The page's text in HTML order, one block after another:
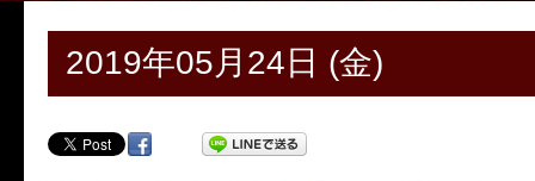
2019年05月24日 (金)